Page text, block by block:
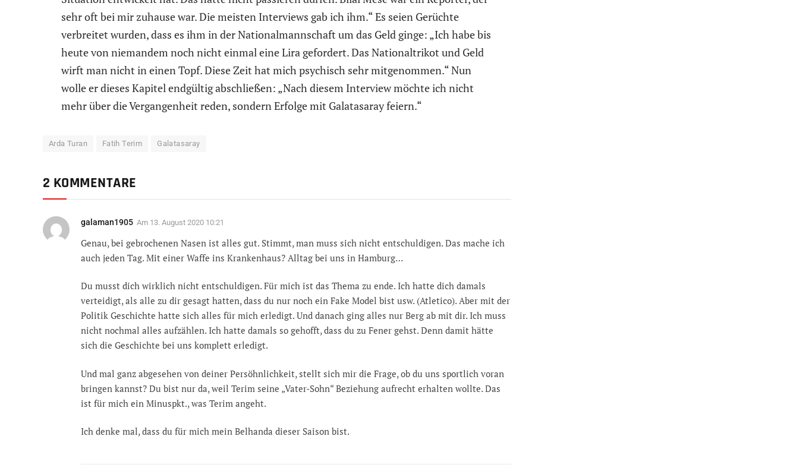
sehr oft bei mir zuhause war. Die meisten Interviews gab ich ihm.“ Es seien Gerüchte
verbreitet wurden, dass es ihm in der Nationalmannschaft um das Geld ginge: „Ich habe bis
heute von niemandem noch nicht einmal eine Lira gefordert. Das Nationaltrikot und Geld
wirft man nicht in einen Topf. Diese Zeit hat mich psychisch sehr mitgenommen.“ Nun
wolle er dieses Kapitel endgültig abschließen: „Nach diesem Interview möchte ich nicht
mehr über die Vergangenheit reden, sondern Erfolge mit Galatasaray feiern.“
Arda Turan Fatih Terim Galatasaray
2 KOMMENTARE
galaman1905 Am 13. August 2020 10:21
Genau, bei gebrochenen Nasen ist alles gut. Stimmt, man muss sich nicht entschuldigen. Das mache ich
auch jeden Tag. Mit einer Waffe ins Krankenhaus? Alltag bei uns in Hamburg…
Du musst dich wirklich nicht entschuldigen. Für mich ist das Thema zu ende. Ich hatte dich damals
verteidigt, als alle zu dir gesagt hatten, dass du nur noch ein Fake Model bist usw. (Atletico). Aber mit der
Politik Geschichte hatte sich alles für mich erledigt. Und danach ging alles nur Berg ab mit dir. Ich muss
nicht nochmal alles aufzählen. Ich hatte damals so gehofft, dass du zu Fener gehst. Denn damit hätte
sich die Geschichte bei uns komplett erledigt.
Und mal ganz abgesehen von deiner Persöhnlichkeit, stellt sich mir die Frage, ob du uns sportlich voran
bringen kannst? Du bist nur da, weil Terim seine „Vater-Sohn“ Beziehung aufrecht erhalten wollte. Das
ist für mich ein Minuspkt., was Terim angeht.
Ich denke mal, dass du für mich mein Belhanda dieser Saison bist.